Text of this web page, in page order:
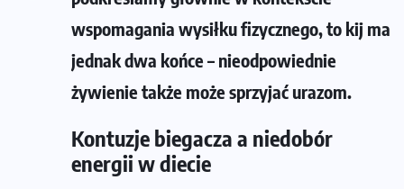
wspomagania wysiłku fizycznego, to kij ma
jednak dwa końce – nieodpowiednie
żywienie także może sprzyjać urazom.
Kontuzje biegacza a niedobór
energii w diecie